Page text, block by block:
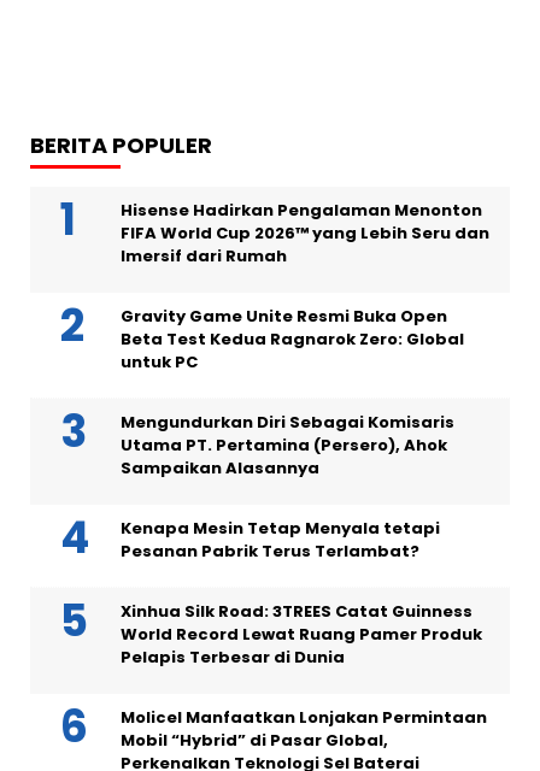
BERITA POPULER
Hisense Hadirkan Pengalaman Menonton
FIFA World Cup 2026™ yang Lebih Seru dan
Imersif dari Rumah
Gravity Game Unite Resmi Buka Open
Beta Test Kedua Ragnarok Zero: Global
untuk PC
Mengundurkan Diri Sebagai Komisaris
Utama PT. Pertamina (Persero), Ahok
Sampaikan Alasannya
Kenapa Mesin Tetap Menyala tetapi
Pesanan Pabrik Terus Terlambat?
Xinhua Silk Road: 3TREES Catat Guinness
World Record Lewat Ruang Pamer Produk
Pelapis Terbesar di Dunia
Molicel Manfaatkan Lonjakan Permintaan
Mobil “Hybrid” di Pasar Global,
Perkenalkan Teknologi Sel Baterai